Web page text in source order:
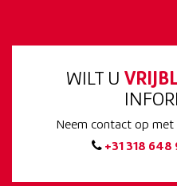
WILT U
Neem contact op met
+31 318 648